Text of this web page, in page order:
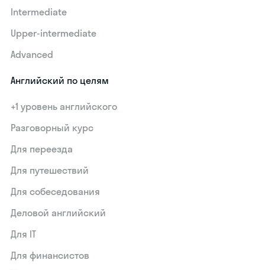
Intermediate
Upper-intermediate
Advanced
Английский по целям
+1 уровень английского
Разговорный курс
Для переезда
Для путешествий
Для собеседования
Деловой английский
Для IT
Для финансистов